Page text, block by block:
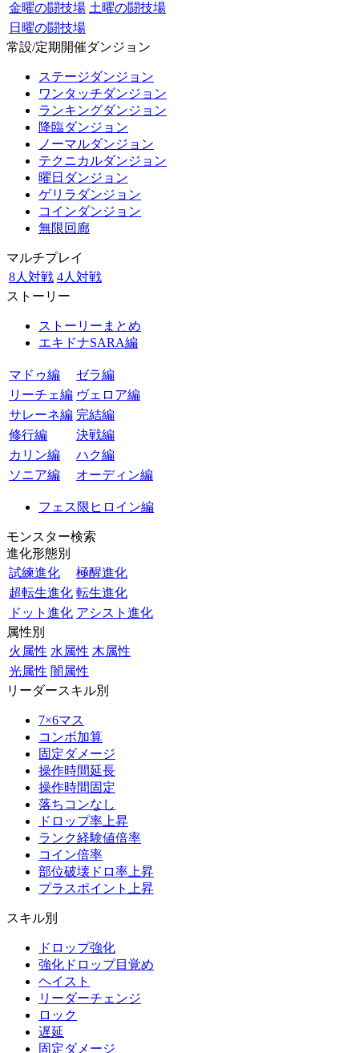
金曜の闘技場 土曜の闘技場
日曜の闘技場
常設/定期開催ダンジョン
ステージダンジョン
ワンタッチダンジョン
ランキングダンジョン
降臨ダンジョン
ノーマルダンジョン
テクニカルダンジョン
曜日ダンジョン
ゲリラダンジョン
コインダンジョン
無限回廊
マルチプレイ
8人対戦 4人対戦
ストーリー
ストーリーまとめ
エキドナSARA編
マドゥ編
ゼラ編
リーチェ編 ヴェロア編
サレーネ編 完結編
修行編
決戦編
カリン編
ハク編
ソニア編
オーディン編
フェス限ヒロイン編
モンスター検索
進化形態別
試練進化
極醒進化
超転生進化 転生進化
ドット進化 アシスト進化
属性別
火属性 水属性 木属性
光属性 闇属性
リーダースキル別
7×6マス
コンボ加算
固定ダメージ
操作時間延長
操作時間固定
落ちコンなし
ドロップ率上昇
ランク経験値倍率
コイン倍率
部位破壊ドロ率上昇
プラスポイント上昇
スキル別
ドロップ強化
強化ドロップ目覚め
ヘイスト
リーダーチェンジ
ロック
遅延
固定ダメージ